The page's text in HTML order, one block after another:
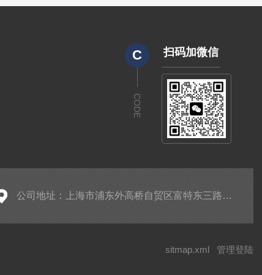
C
CODE
扫码加微信
公司地址：上海市浦东外高桥自贸区富特东三路526号5号楼311室
sitmap.xml 管理登陆